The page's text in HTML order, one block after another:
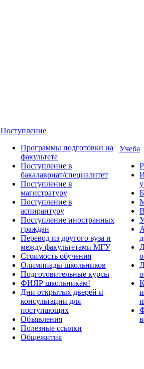
Поступление
Программы подготовки на
факультете
Поступление в
бакалавриат/специалитет
Поступление в
магистратуру
Поступление в
аспирантуру
Поступление иностранных
граждан
Перевод из другого вуза и
между факультетами МГУ
Стоимость обучения
Олимпиады школьников
Подготовительные курсы
ФИЯР школьникам!
Дни открытых дверей и
консультации для
поступающих
Объявления
Полезные ссылки
Общежития
Учеба